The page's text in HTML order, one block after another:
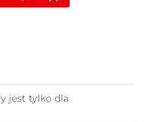
jest tylko dla